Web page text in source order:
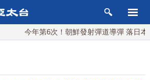
今年第6次！朝鮮發射彈道導彈 落日本EEZ外